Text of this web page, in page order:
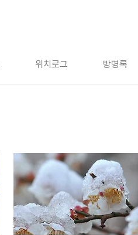
위치로그 방명록